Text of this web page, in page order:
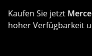
Kaufen Sie jetzt
hoher Verfügbarkeit